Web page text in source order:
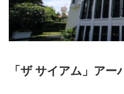
「ザ サイアム」ア